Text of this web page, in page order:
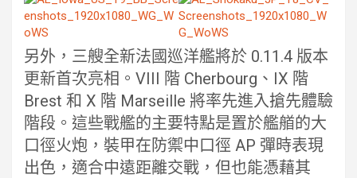
另外，三艘全新法國巡洋艦將於 0.11.4 版本
更新首次亮相。VIII 階 Cherbourg、IX 階
Brest 和 X 階 Marseille 將率先進入搶先體驗
階段。這些戰艦的主要特點是置於艦艏的大
口徑火炮，裝甲在防禦中口徑 AP 彈時表現
出色，適合中遠距離交戰，但也能憑藉其